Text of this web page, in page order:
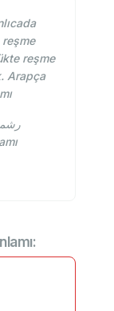
reşme
reşme
Arapça